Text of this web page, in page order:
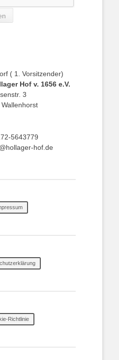
( 1. Vorsitzender)
Hof v. 1656 e.V.
3
5643779
hof.de
Richtlinie